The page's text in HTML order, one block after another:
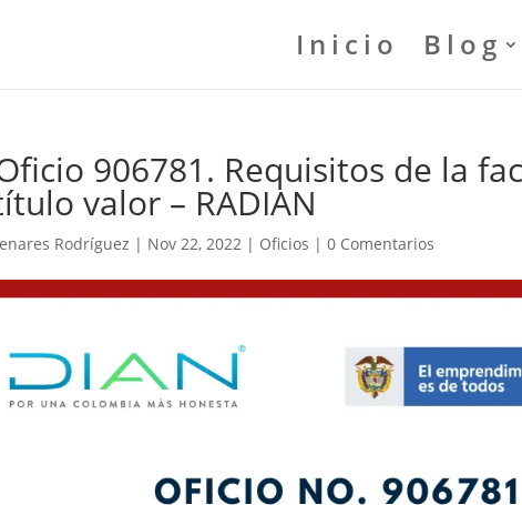
Inicio Blog
906781. Requisitos de la
valor – RADIAN
Rodríguez | Nov 22, 2022 | Oficios |0 Comentarios